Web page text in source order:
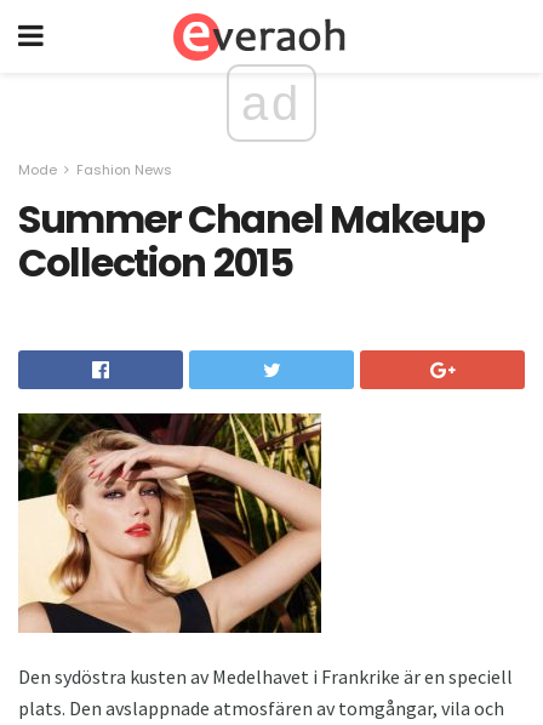
ad
Mode Fashion News
Summer Chanel Makeup
Collection 2015
Den sydöstra kusten av Medelhavet i Frankrike är en speciell
plats. Den avslappnade atmosfären av tomgångar, vila och